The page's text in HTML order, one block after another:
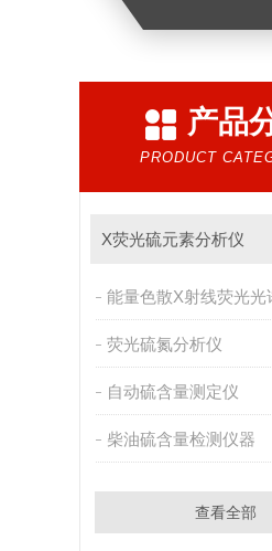
产品
PRODUCT
X荧光硫元素分析仪
荧光硫氮分析仪
自动硫含量测定仪
柴油硫含量检测仪器
查看全部